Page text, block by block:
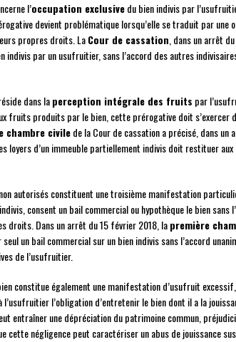
l’occupation exclusivedu bien indivis par
devient problématique lorsqu’elle se traduit par une
propres droits. LaCour de cassation , dans un arrêt
indivis par un usufruitier, sans l’accord des autres
dans laperception intégrale des fruits par
fruits produits par le bien, cette prérogative doit s’exercer
chambre civilede la Cour de cassation a précisé, dans
loyers d’un immeuble partiellement indivis doit restituer
non autorisés constituent une troisième manifestation
consent un bail commercial ou hypothèque le bien
droits. Dans un arrêt du 15 février 2018, lapremière
un bail commercial sur un bien indivis sans l’accord
de l’usufruitier.
constitue également une manifestation d’usufruit
l’usufruitier l’obligation d’entretenir le bien dont il a la
entraîner une dépréciation du patrimoine commun,
cette négligence peut caractériser un abus de jouissance